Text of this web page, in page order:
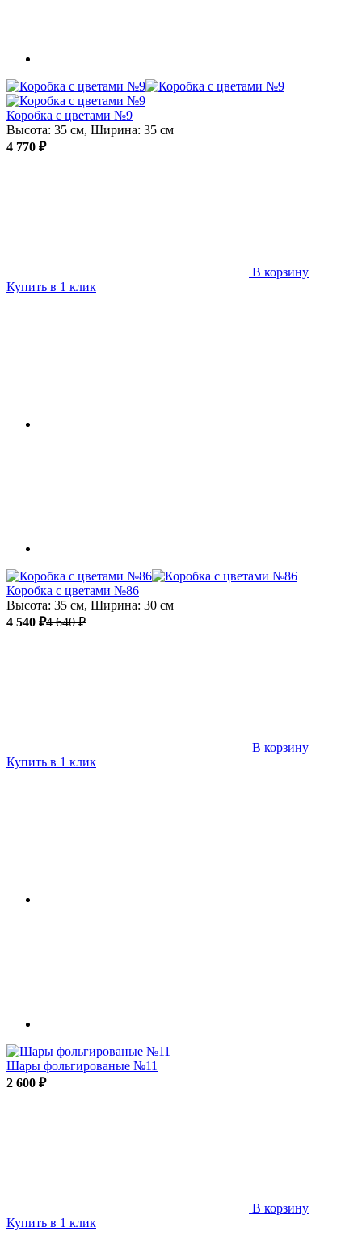
Коробка с цветами №9
Высота: 35 см, Ширина: 35 см
4 770 ₽
В корзину
Купить в 1 клик
Коробка с цветами №86
Высота: 35 см, Ширина: 30 см
4 540 ₽4 640 ₽
В корзину
Купить в 1 клик
Шары фольгированые №11
2 600 ₽
В корзину
Купить в 1 клик